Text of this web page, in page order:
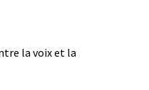
la voix et la